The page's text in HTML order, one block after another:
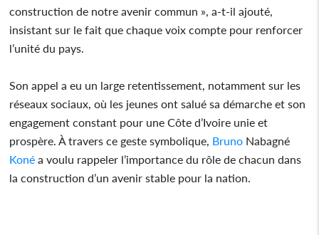
construction de notre avenir commun », a-t-il ajouté,
insistant sur le fait que chaque voix compte pour renforcer
l’unité du pays.
Son appel a eu un large retentissement, notamment sur les
réseaux sociaux, où les jeunes ont salué sa démarche et son
engagement constant pour une Côte d’Ivoire unie et
prospère. À travers ce geste symbolique, Bruno Nabagné
Koné a voulu rappeler l’importance du rôle de chacun dans
la construction d’un avenir stable pour la nation.